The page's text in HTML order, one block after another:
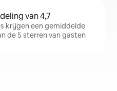
van 4,7
krijgen een gemiddelde
de 5 sterren van gasten